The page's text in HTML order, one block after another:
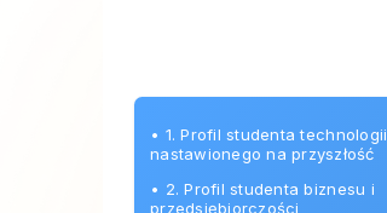
• 1. Profil studenta technologii
nastawionego na przyszłość
• 2. Profil studenta biznesu i
przedsiębiorczości